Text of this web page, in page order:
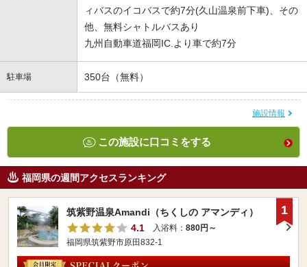
ィバスのイコバスで約7分(久山温泉前下車)、その
他、無料シャトルバスあり
九州自動車道福岡IC.より車で約7分
駐車場 350台（無料）
施設情報
この施設に口コミをする
福岡県の週間アクセスランキング
筑紫野温泉Amandi（ちくしの アマンディ）
4.1
入浴料： 880円～
福岡県筑紫野市原田832-1
1